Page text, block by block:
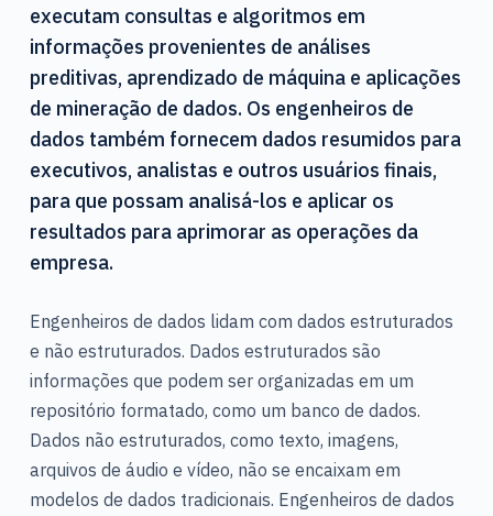
executam consultas e algoritmos em
informações provenientes de análises
preditivas, aprendizado de máquina e aplicações
de mineração de dados. Os engenheiros de
dados também fornecem dados resumidos para
executivos, analistas e outros usuários finais,
para que possam analisá-los e aplicar os
resultados para aprimorar as operações da
empresa.
Engenheiros de dados lidam com dados estruturados
e não estruturados. Dados estruturados são
informações que podem ser organizadas em um
repositório formatado, como um banco de dados.
Dados não estruturados, como texto, imagens,
arquivos de áudio e vídeo, não se encaixam em
modelos de dados tradicionais. Engenheiros de dados